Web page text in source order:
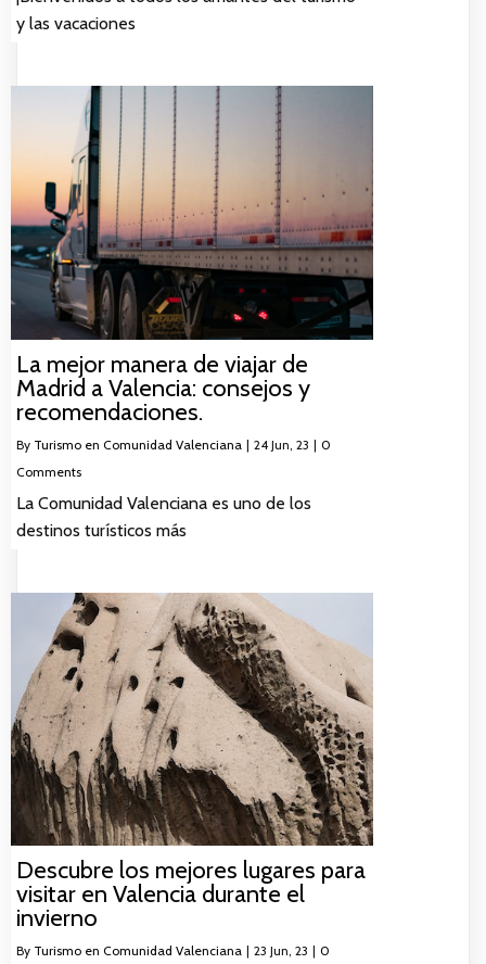
y las vacaciones
La mejor manera de viajar de
Madrid a Valencia: consejos y
recomendaciones.
By Turismo en Comunidad Valenciana | 24 Jun, 23 | 0
Comments
La Comunidad Valenciana es uno de los
destinos turísticos más
Descubre los mejores lugares para
visitar en Valencia durante el
invierno
By Turismo en Comunidad Valenciana | 23 Jun, 23 | 0